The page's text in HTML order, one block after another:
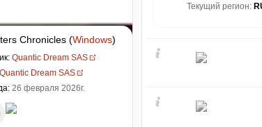
Chronicles (Windows)
Quantic Dream SAS
Quantic Dream SAS
26 февраля 2026г.
Текущий регион: